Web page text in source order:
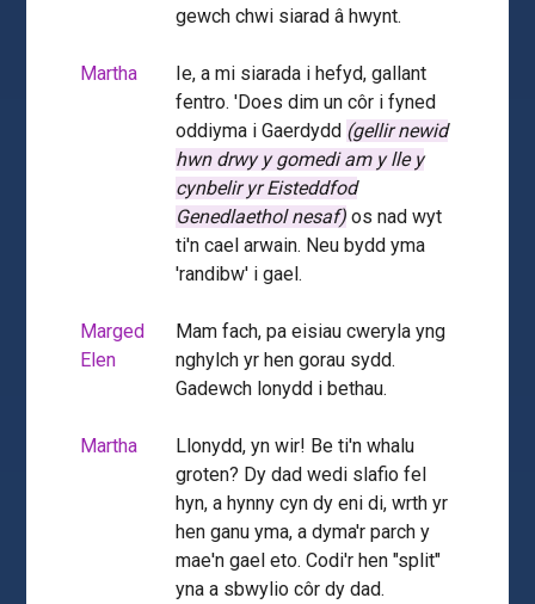
gewch chwi siarad â hwynt.
Martha
Ie, a mi siarada i hefyd, gallant
fentro. 'Does dim un côr i fyned
oddiyma i Gaerdydd (gellir newid
hwn drwy y gomedi am y lle y
cynbelir yr Eisteddfod
Genedlaethol nesaf) os nad wyt
ti'n cael arwain. Neu bydd yma
'randibw' i gael.
Marged
Elen
Mam fach, pa eisiau cweryla yng
nghylch yr hen gorau sydd.
Gadewch lonydd i bethau.
Martha
Llonydd, yn wir! Be ti'n whalu
groten? Dy dad wedi slafio fel
hyn, a hynny cyn dy eni di, wrth yr
hen ganu yma, a dyma'r parch y
mae'n gael eto. Codi'r hen "split"
yna a sbwylio côr dy dad.